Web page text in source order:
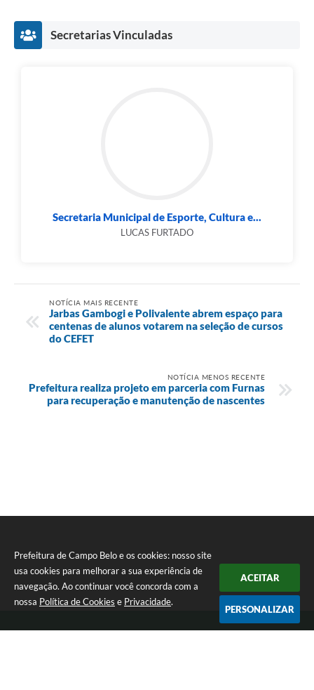
Prefeitura de Campo Belo e os cookies: nosso site
usa cookies para melhorar a sua experiência de
navegação. Ao continuar você concorda com a
nossa Política de Cookies e Privacidade.
ACEITAR
PERSONALIZAR
Secretarias Vinculadas
Secretaria Municipal de Esporte, Cultura e...
LUCAS FURTADO
NOTÍCIA MAIS RECENTE
Jarbas Gambogi e Polivalente abrem espaço para
centenas de alunos votarem na seleção de cursos
do CEFET
NOTÍCIA MENOS RECENTE
Prefeitura realiza projeto em parceria com Furnas
para recuperação e manutenção de nascentes